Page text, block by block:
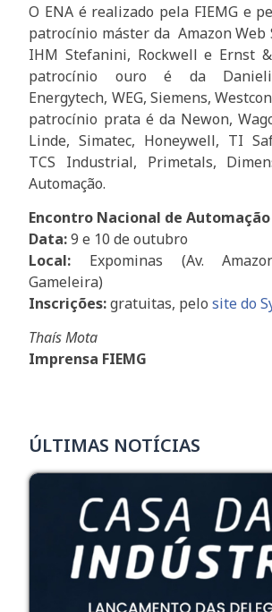
O ENA é realizado pela FIEMG e
patrocínio máster da Amazon Web
IHM Stefanini, Rockwell e Ernst &
patrocínio ouro é da Danieli
Energytech, WEG, Siemens,
patrocínio prata é da Newon,
Linde, Simatec, Honeywell, TI
TCS Industrial, Primetals,
Automação.
Encontro Nacional de Automação
Data:9 e 10 de outubro
Local: Expominas (Av.
Gameleira)
Inscrições:gratuitas, pelosite do
Thaís Mota
Imprensa FIEMG
ÚLTIMAS NOTÍCIAS